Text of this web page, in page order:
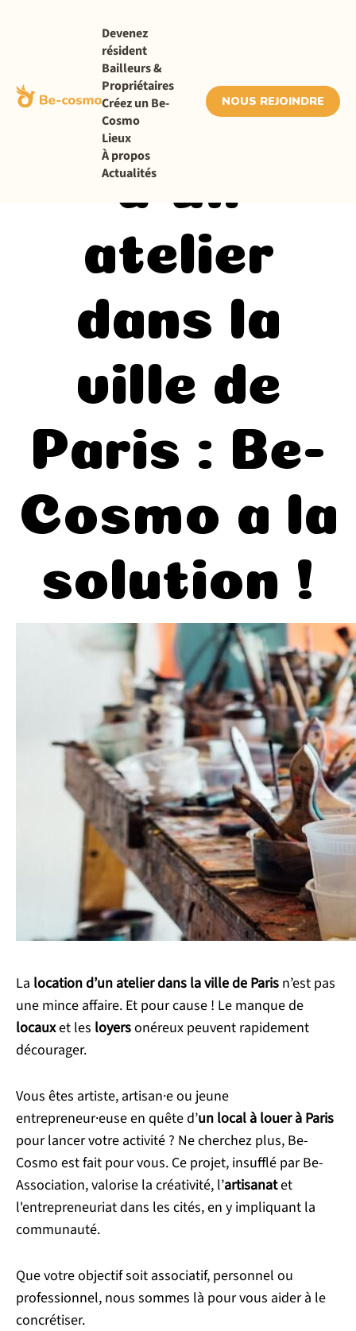
Devenez
résident
Bailleurs &
Propriétaires
Créez un Be-
Cosmo
Lieux
À propos
Actualités
NOUS REJOINDRE
Location
d’un
atelier
dans la
ville de
Paris : Be-
Cosmo a la
solution !
La location d’un atelier dans la ville de Paris n’est pas
une mince affaire. Et pour cause ! Le manque de
locauxet les loyersonéreux peuvent rapidement
décourager.
Vous êtes artiste, artisan·e ou jeune
entrepreneur·euse en quête d’un local à louer à Paris
pour lancer votre activité ? Ne cherchez plus, Be-
Cosmo est fait pour vous. Ce projet, insufflé par Be-
Association, valorise la créativité, l’artisanatet
l'entrepreneuriat dans les cités, en y impliquant la
communauté.
Que votre objectif soit associatif, personnel ou
professionnel, nous sommes là pour vous aider à le
concrétiser.